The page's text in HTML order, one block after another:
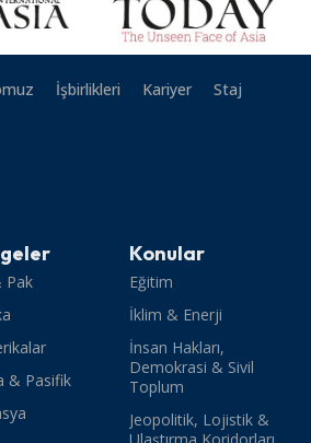
İşbirlikleri Kariyer
Staj
Pak
& Pasifik
Konular
Eğitim
İklim & Enerji
İnsan Hakları,
Demokrasi & Sivil
Toplum
Jeopolitik, Lojistik &
Ulaştırma Koridorları